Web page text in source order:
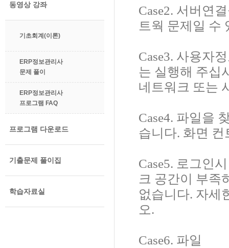
동영상 강좌
기초회계(이론)
ERP정보관리사
문제 풀이
ERP정보관리사
프로그램 FAQ
프로그램 다운로드
기출문제 풀이집
학습자료실
Case2. 서버연
트웍 문제일 수
Case3. 사용자
는 실행해 주십
네트워크 또는
Case4. 파일을
습니다. 화면
Case5. 로그인
크 공간이 부족
없습니다. 자세
오.
Case6. 파일